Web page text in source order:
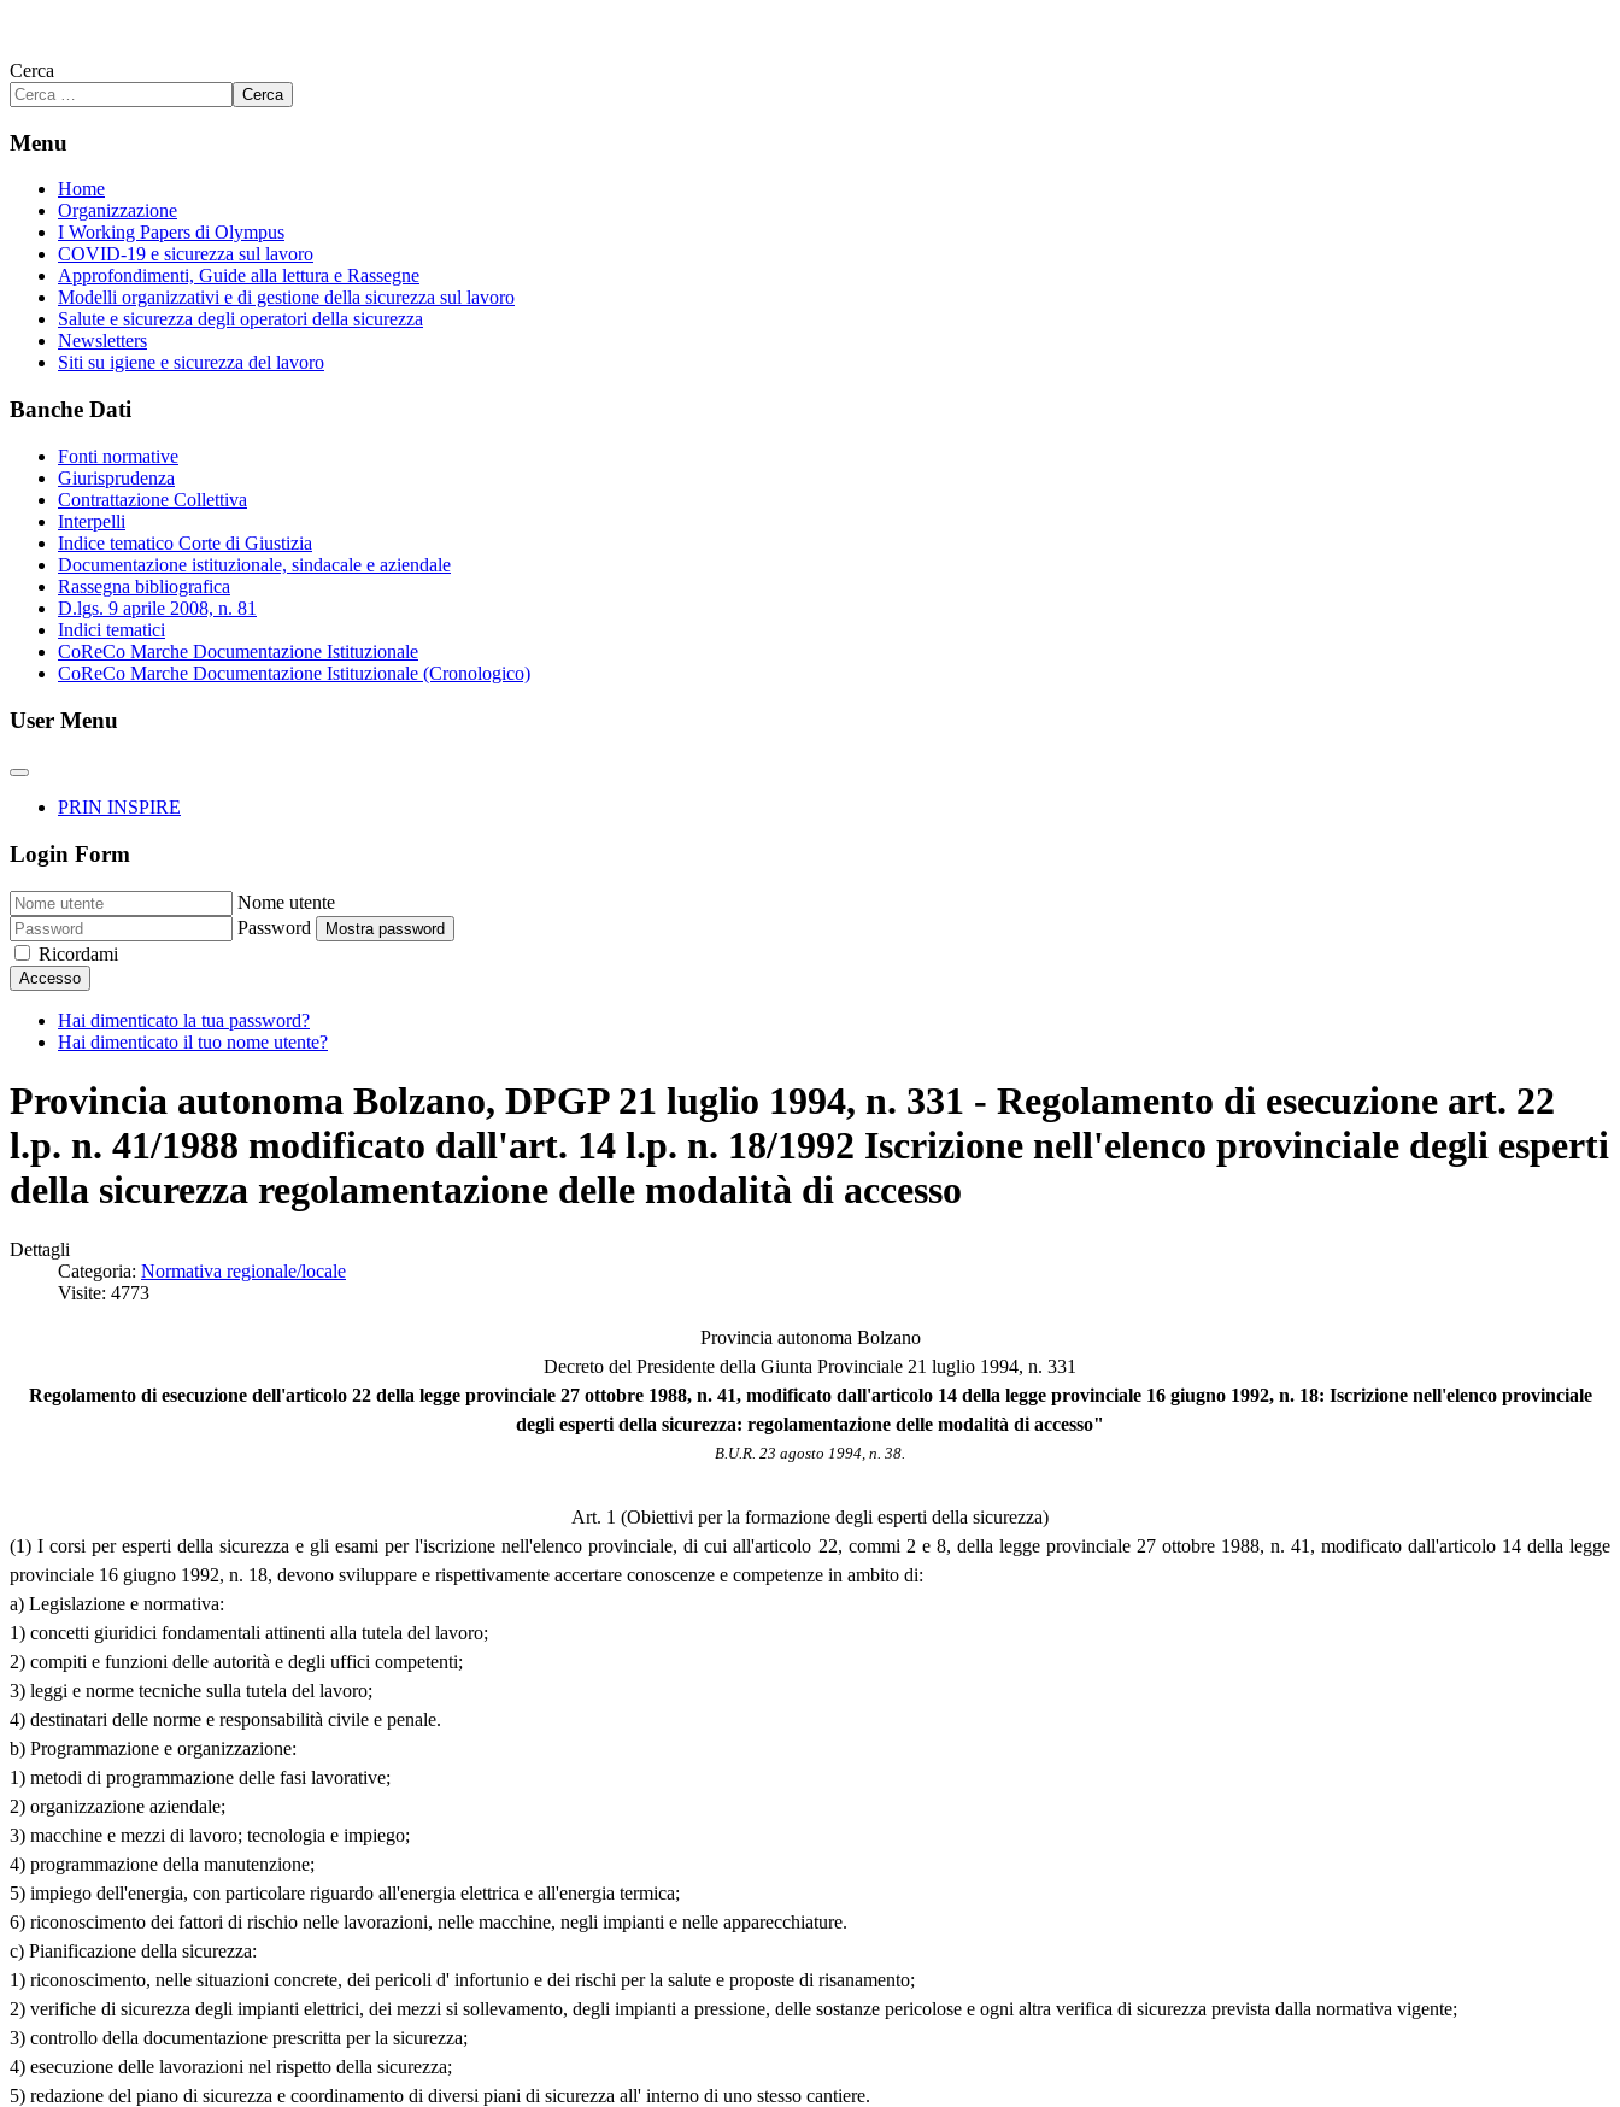
Cerca
Cerca
Menu
Home
Organizzazione
I Working Papers di Olympus
COVID-19 e sicurezza sul lavoro
Approfondimenti, Guide alla lettura e Rassegne
Modelli organizzativi e di gestione della sicurezza sul lavoro
Salute e sicurezza degli operatori della sicurezza
Newsletters
Siti su igiene e sicurezza del lavoro
Banche Dati
Fonti normative
Giurisprudenza
Contrattazione Collettiva
Interpelli
Indice tematico Corte di Giustizia
Documentazione istituzionale, sindacale e aziendale
Rassegna bibliografica
D.lgs. 9 aprile 2008, n. 81
Indici tematici
CoReCo Marche Documentazione Istituzionale
CoReCo Marche Documentazione Istituzionale (Cronologico)
User Menu
PRIN INSPIRE
Login Form
Nome utente
Password
Mostra password
Ricordami
Accesso
Hai dimenticato la tua password?
Hai dimenticato il tuo nome utente?
Provincia autonoma Bolzano, DPGP 21 luglio 1994, n. 331 - Regolamento di esecuzione art. 22
l.p. n. 41/1988 modificato dall'art. 14 l.p. n. 18/1992 Iscrizione nell'elenco provinciale degli esperti
della sicurezza regolamentazione delle modalità di accesso
Dettagli
Categoria: Normativa regionale/locale
Visite: 4773
Provincia autonoma Bolzano
Decreto del Presidente della Giunta Provinciale 21 luglio 1994, n. 331
Regolamento di esecuzione dell'articolo 22 della legge provinciale 27 ottobre 1988, n. 41, modificato dall'articolo 14 della legge provinciale 16 giugno 1992, n. 18: Iscrizione nell'elenco provinciale
degli esperti della sicurezza: regolamentazione delle modalità di accesso"
B.U.R. 23 agosto 1994, n. 38.
Art. 1 (Obiettivi per la formazione degli esperti della sicurezza)
(1) I corsi per esperti della sicurezza e gli esami per l'iscrizione nell'elenco provinciale, di cui all'articolo 22, commi 2 e 8, della legge provinciale 27 ottobre 1988, n. 41, modificato dall'articolo 14 della legge
provinciale 16 giugno 1992, n. 18, devono sviluppare e rispettivamente accertare conoscenze e competenze in ambito di:
a) Legislazione e normativa:
1) concetti giuridici fondamentali attinenti alla tutela del lavoro;
2) compiti e funzioni delle autorità e degli uffici competenti;
3) leggi e norme tecniche sulla tutela del lavoro;
4) destinatari delle norme e responsabilità civile e penale.
b) Programmazione e organizzazione:
1) metodi di programmazione delle fasi lavorative;
2) organizzazione aziendale;
3) macchine e mezzi di lavoro; tecnologia e impiego;
4) programmazione della manutenzione;
5) impiego dell'energia, con particolare riguardo all'energia elettrica e all'energia termica;
6) riconoscimento dei fattori di rischio nelle lavorazioni, nelle macchine, negli impianti e nelle apparecchiature.
c) Pianificazione della sicurezza:
1) riconoscimento, nelle situazioni concrete, dei pericoli d' infortunio e dei rischi per la salute e proposte di risanamento;
2) verifiche di sicurezza degli impianti elettrici, dei mezzi si sollevamento, degli impianti a pressione, delle sostanze pericolose e ogni altra verifica di sicurezza prevista dalla normativa vigente;
3) controllo della documentazione prescritta per la sicurezza;
4) esecuzione delle lavorazioni nel rispetto della sicurezza;
5) redazione del piano di sicurezza e coordinamento di diversi piani di sicurezza all' interno di uno stesso cantiere.